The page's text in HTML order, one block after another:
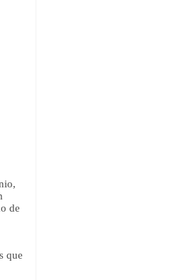
de
que